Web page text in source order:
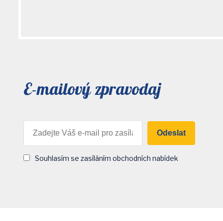
E-mailový zpravodaj
Odeslat
Souhlasím se zasíláním obchodních nabídek